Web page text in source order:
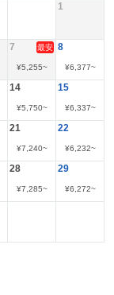
1
7 最安
¥5,255~
8
¥6,377~
14
¥5,750~
15
¥6,337~
21
¥7,240~
22
¥6,232~
28
¥7,285~
29
¥6,272~